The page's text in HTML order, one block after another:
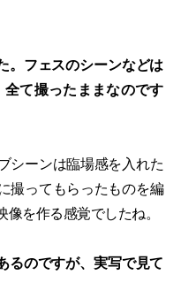
。フェスのシーンなどは
て撮ったままなのです
シーンは臨場感を入れた
撮ってもらったものを編
を作る感覚でしたね。
るのですが、実写で見て